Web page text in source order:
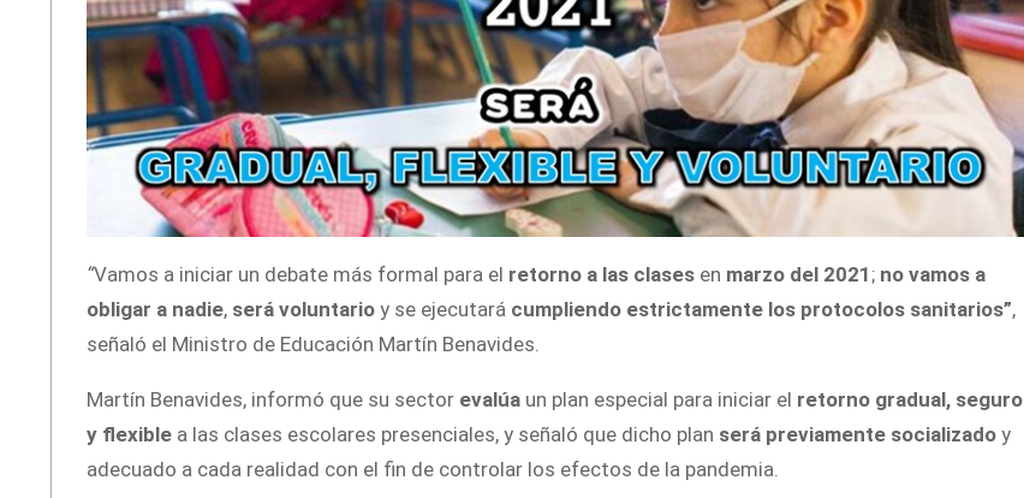
“Vamos a iniciar un debate más formal para el retorno a las clases en marzo del 2021 ; no vamos a
obligar a nadie, será voluntario y se ejecutará cumpliendo estrictamente los protocolos sanitarios”,
señaló el Ministro de Educación Martín Benavides.
Martín Benavides, informó que su sector evalúa un plan especial para iniciar el retorno gradual, seguro
y flexible a las clases escolares presenciales, y señaló que dicho plan será previamente socializado y
adecuado a cada realidad con el fin de controlar los efectos de la pandemia.